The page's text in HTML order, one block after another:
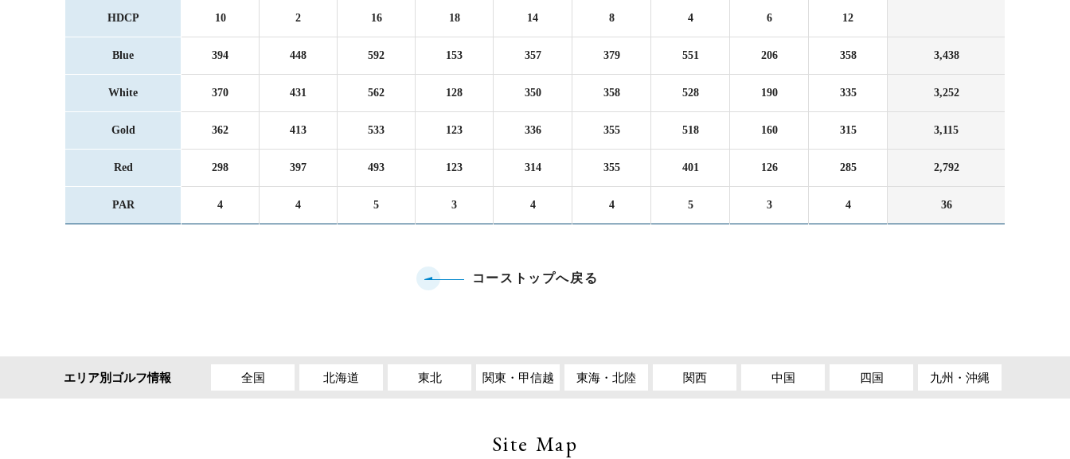
HDCP 10 2 16 18 14 8 4 6 12
Blue 394 448 592 153 357 379 551 206 358 3,438
White 370 431 562 128 350 358 528 190 335 3,252
Gold 362 413 533 123 336 355 518 160 315 3,115
Red 298 397 493 123 314 355 401 126 285 2,792
PAR 4 4 5 3 4 4 5 3 4 36
コーストップへ戻る
エリア別ゴルフ情報 全国 北海道 東北 関東・甲信越 東海・北陸 関西 中国 四国 九州・沖縄
Site Map